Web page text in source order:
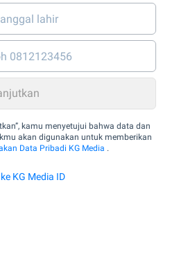
kamu menyetujui bahwa data dan
akan digunakan untuk memberikan
Data Pribadi KG Media .
KG Media ID